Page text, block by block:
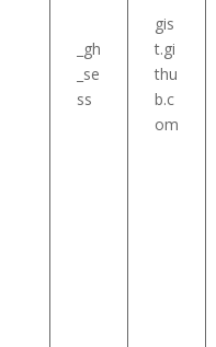
_gh
_se
ss
gis
t.gi
thu
b.c
om